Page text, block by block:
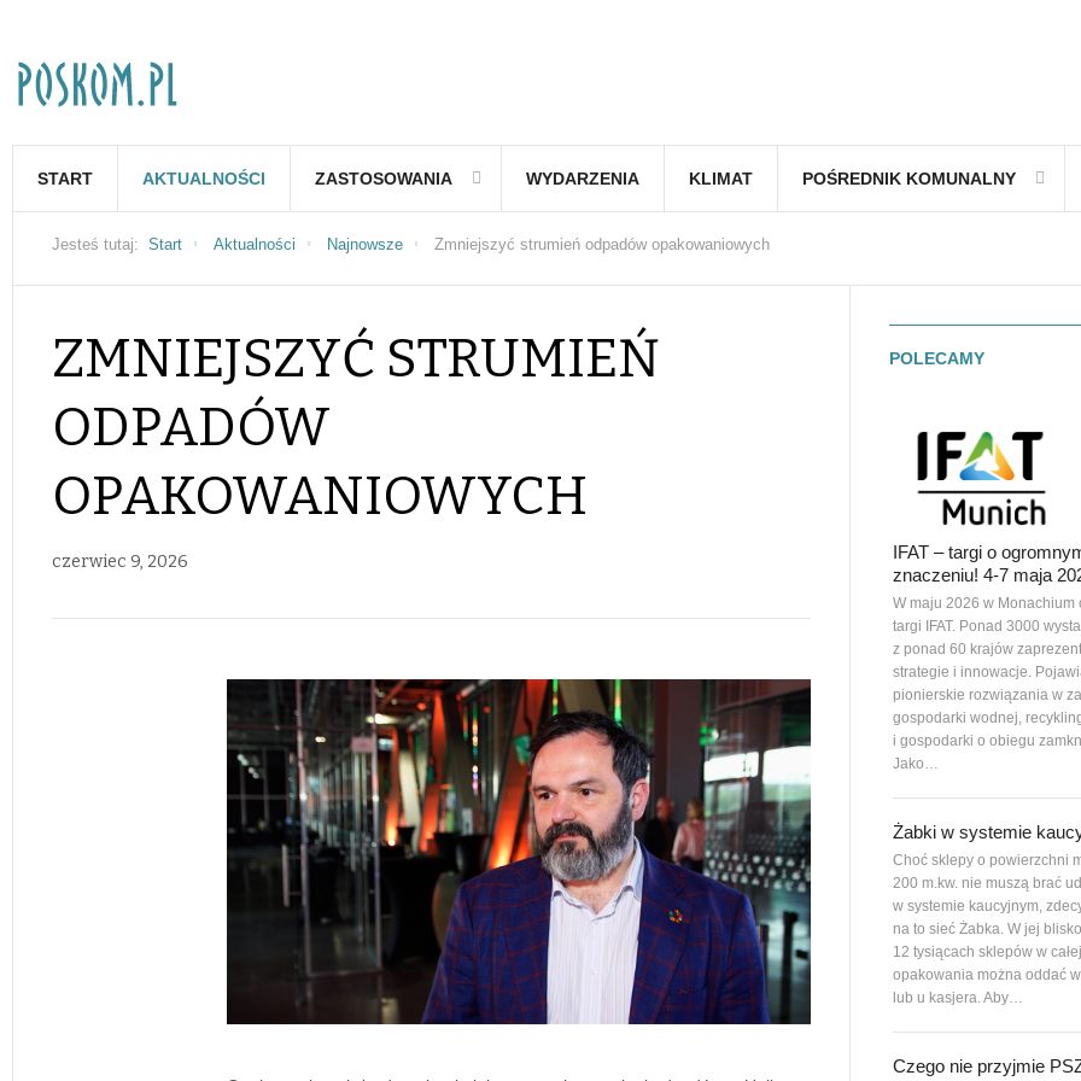
START AKTUALNOŚCI ZASTOSOWANIA WYDARZENIA KLIMAT POŚREDNIK KOMUNALNY
Jesteś tutaj: Start Aktualności Najnowsze Zmniejszyć strumień odpadów opakowaniowych
ZMNIEJSZYĆ STRUMIEŃ
ODPADÓW
OPAKOWANIOWYCH
czerwiec 9, 2026
POLECAMY
IFAT – targi o
znaczeniu! 4-7 maja
W maju 2026 w Monachium
targi IFAT. Ponad 3000
z ponad 60 krajów
strategie i innowacje.
pionierskie rozwiązania w
gospodarki wodnej,
i gospodarki o obiegu
Jako…
Żabki w systemie
Choć sklepy o powierzchni
200 m.kw. nie muszą brać
w systemie kaucyjnym,
na to sieć Żabka. W jej blisko
12 tysiącach sklepów w
opakowania można oddać
lub u kasjera. Aby…
Czego nie przyjmie